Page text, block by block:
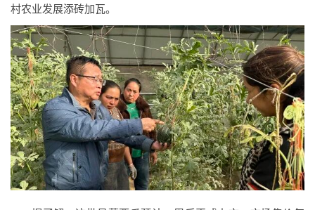
村农业发展添砖加瓦。